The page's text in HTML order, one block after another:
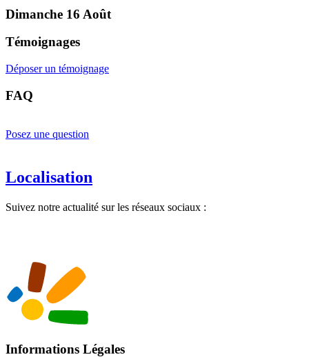
Dimanche 16 Août
Témoignages
Déposer un témoignage
FAQ
Posez une question
Localisation
Suivez notre actualité sur les réseaux sociaux :
Informations Légales